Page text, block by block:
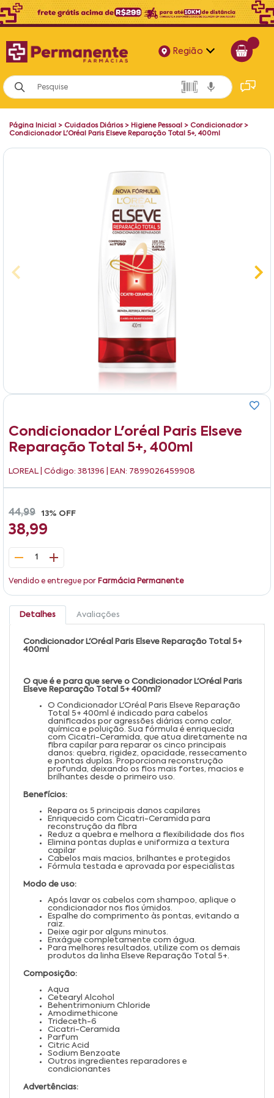
Região
Alagoas
Bahia
Paraíba
Página Inicial > Cuidados Diários> Higiene Pessoal > Condicionador>
Condicionador L'Oréal Paris Elseve Reparação Total 5+, 400ml
Condicionador L'oréal Paris Elseve
Reparação Total 5+, 400ml
LOREAL | Código: 381396 | EAN: 7899026459908
44,99 13% OFF
38,99
1
Vendido e entregue por Farmácia Permanente
Detalhes Avaliações
Condicionador L'Oréal Paris Elseve Reparação Total 5+
400ml
O que é e para que serve o Condicionador L'Oréal Paris
Elseve Reparação Total 5+ 400ml?
O Condicionador L'Oréal Paris Elseve Reparação
Total 5+ 400ml é indicado para cabelos
danificados por agressões diárias como calor,
química e poluição. Sua fórmula é enriquecida
com Cicatri-Ceramida, que atua diretamente na
fibra capilar para reparar os cinco principais
danos: quebra, rigidez, opacidade, ressecamento
e pontas duplas. Proporciona reconstrução
profunda, deixando os fios mais fortes, macios e
brilhantes desde o primeiro uso.
Benefícios:
Repara os 5 principais danos capilares
Enriquecido com Cicatri-Ceramida para
reconstrução da fibra
Reduz a quebra e melhora a flexibilidade dos fios
Elimina pontas duplas e uniformiza a textura
capilar
Cabelos mais macios, brilhantes e protegidos
Fórmula testada e aprovada por especialistas
Modo de uso:
Após lavar os cabelos com shampoo, aplique o
condicionador nos fios úmidos.
Espalhe do comprimento às pontas, evitando a
raiz.
Deixe agir por alguns minutos.
Enxágue completamente com água.
Para melhores resultados, utilize com os demais
produtos da linha Elseve Reparação Total 5+.
Composição:
Aqua
Cetearyl Alcohol
Behentrimonium Chloride
Amodimethicone
Trideceth-6
Cicatri-Ceramida
Parfum
Citric Acid
Sodium Benzoate
Outros ingredientes reparadores e
condicionantes
Advertências: